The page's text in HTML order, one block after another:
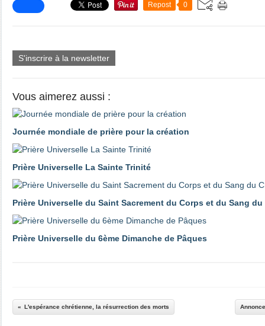
Repost 0
S'inscrire à la newsletter
Vous aimerez aussi :
Journée mondiale de prière pour la création
Prière Universelle La Sainte Trinité
Prière Universelle du Saint Sacrement du Corps et du Sang
Prière Universelle du 6ème Dimanche de Pâques
L'espérance chrétienne, la résurrection des morts